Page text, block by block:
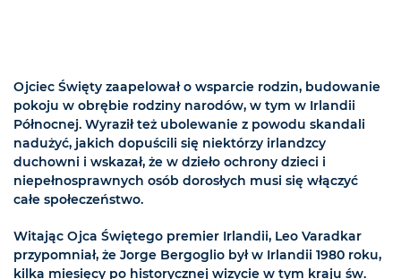
Ojciec Święty zaapelował o wsparcie rodzin, budowanie
pokoju w obrębie rodziny narodów, w tym w Irlandii
Północnej. Wyraził też ubolewanie z powodu skandali
nadużyć, jakich dopuścili się niektórzy irlandzcy
duchowni i wskazał, że w dzieło ochrony dzieci i
niepełnosprawnych osób dorosłych musi się włączyć
całe społeczeństwo.
Witając Ojca Świętego premier Irlandii, Leo Varadkar
przypomniał, że Jorge Bergoglio był w Irlandii 1980 roku,
kilka miesięcy po historycznej wizycie w tym kraju św.